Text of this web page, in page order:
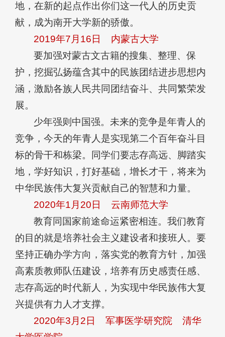
地，在新的起点作出你们这一代人的历史贡
献，成为南开大学新的骄傲。
2019年7月16日 内蒙古大学
要加强对蒙古文古籍的搜集、整理、保
护，挖掘弘扬蕴含其中的民族团结进步思想内
涵，激励各族人民共同团结奋斗、共同繁荣发
展。
少年强则中国强。未来的竞争是年青人的
竞争，今天的年青人是实现第二个百年奋斗目
标的骨干和栋梁。同学们要志存高远、脚踏实
地，学好知识，打好基础，增长才干，将来为
中华民族伟大复兴贡献自己的智慧和力量。
2020年1月20日 云南师范大学
教育同国家前途命运紧密相连。我们教育
的目的就是培养社会主义建设者和接班人。要
坚持正确办学方向，落实党的教育方针，加强
高素质教师队伍建设，培养有历史感责任感、
志存高远的时代新人，为实现中华民族伟大复
兴提供有力人才支撑。
2020年3月2日军事医学研究院 清华